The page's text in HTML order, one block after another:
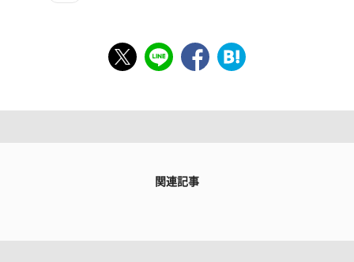
関連記事